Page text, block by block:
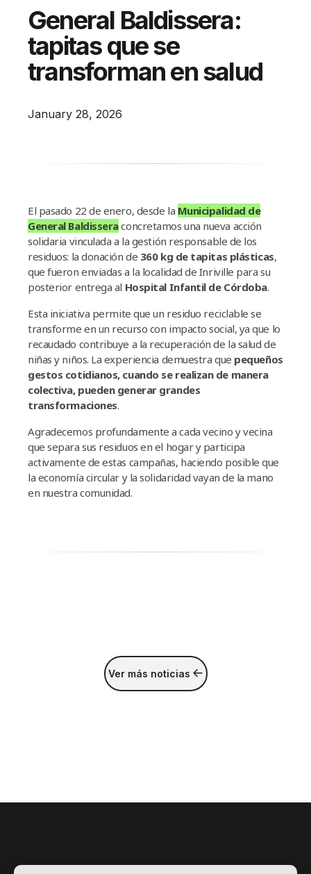
Campañas
Arbolado
Residuos
Proyectos
Empleos Verdes Locales
General Baldissera:
tapitas que se
transforman en salud
January 28, 2026
El pasado 22 de enero, desde la Municipalidad de
General Baldisseraconcretamos una nueva acción
solidaria vinculada a la gestión responsable de los
residuos: la donación de 360 kg de tapitas plásticas,
que fueron enviadas a la localidad de Inriville para su
posterior entrega al Hospital Infantil de Córdoba.
Esta iniciativa permite que un residuo reciclable se
transforme en un recurso con impacto social, ya que lo
recaudado contribuye a la recuperación de la salud de
niñas y niños. La experiencia demuestra que pequeños
gestos cotidianos, cuando se realizan de manera
colectiva, pueden generar grandes
transformaciones.
Agradecemos profundamente a cada vecino y vecina
que separa sus residuos en el hogar y participa
activamente de estas campañas, haciendo posible que
la economía circular y la solidaridad vayan de la mano
en nuestra comunidad.
Ver más noticias